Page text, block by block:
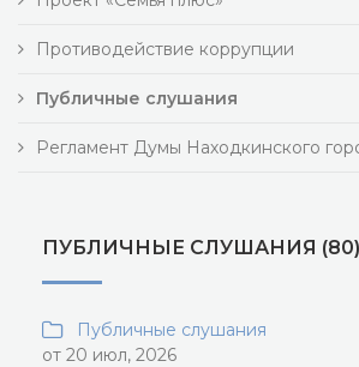
Противодействие коррупции
Публичные слушания
Регламент Думы Находкинского
ПУБЛИЧНЫЕ СЛУШАНИЯ (80)
Публичные слушания
от 20 июл, 2026